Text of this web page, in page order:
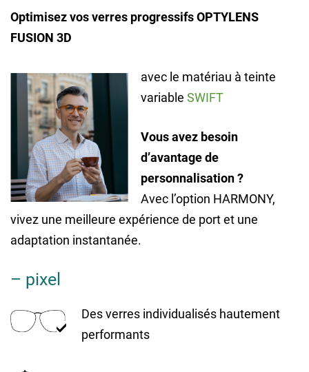
Optimisez vos verres progressifs OPTYLENS
FUSION 3D
avec le matériau à teinte
variable SWIFT
Vous avez besoin
d’avantage de
personnalisation ?
Avec l’option HARMONY,
vivez une meilleure expérience de port et une
adaptation instantanée.
– pixel
Des verres individualisés hautement
performants